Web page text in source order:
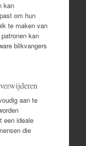
kan
om hun
te maken van
kan
blikvangers
aan te
een ideale
die